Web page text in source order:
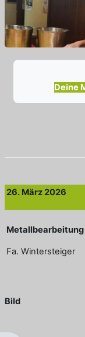
Deine
26. März 2026
Metallbearbeitung
Fa. Wintersteiger
Bild